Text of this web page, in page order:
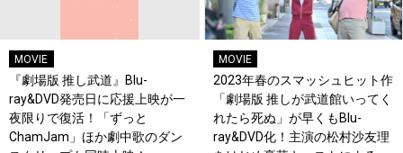
MOVIE
『劇場版 推し武道』Blu-
ray&DVD発売日に応援上映が一
夜限りで復活！「ずっと
ChamJam」ほか劇中歌のダン
MOVIE
2023年春のスマッシュヒット作
「劇場版 推しが武道館いってく
れたら死ぬ」が早くもBlu-
ray&DVD化！主演の松村沙友理